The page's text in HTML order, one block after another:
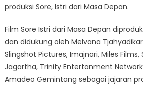
produksi Sore, Istri dari Masa Depan.
Film Sore Istri dari Masa Depan
dan didukung oleh Melvana
Slingshot Pictures, Imajnari, Miles
Jagartha, Trinity Entertanment
Amadeo Gemintang sebagai jajaran